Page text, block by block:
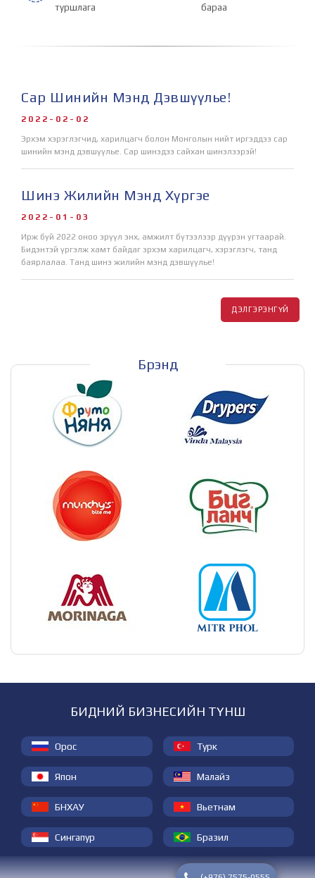
туршлага
бараа
Сар Шинийн Мэнд Дэвшүүлье!
2022-02-02
Эрхэм хэрэглэгчид, харилцагч болон Монголын нийт иргэддээ сар
шинийн мэнд дэвшүүлье. Сар шинэдээ сайхан шинэлээрэй!
Шинэ Жилийн Мэнд Хүргэе
2022-01-03
Ирж буй 2022 оноо эрүүл энх, амжилт бүтээлээр дүүрэн угтаарай.
Бидэнтэй үргэлж хамт байдаг эрхэм харилцагч, хэрэглэгч, танд
баярлалаа. Танд шинэ жилийн мэнд дэвшүүлье!
ДЭЛГЭРЭНГҮЙ
Брэнд
БИДНИЙ БИЗНЕСИЙН ТҮНШ
Орос Турк
Япон Малайз
БНХАУ Вьетнам
Сингапур Бразил